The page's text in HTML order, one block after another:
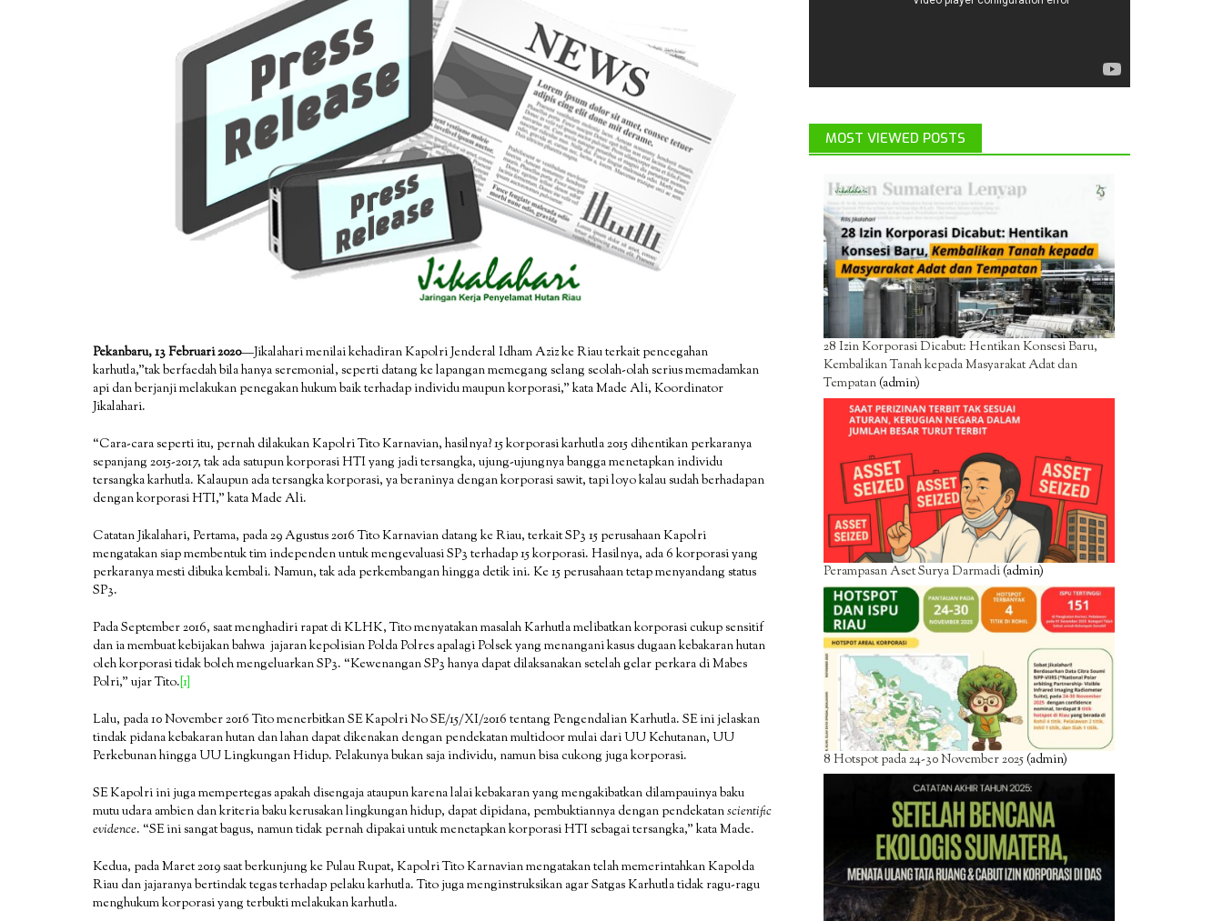
Pekanbaru, 13 Februari 2020—Jikalahari menilai kehadiran Kapolri Jenderal Idham Aziz ke Riau terkait pencegahan
karhutla,”tak berfaedah bila hanya seremonial, seperti datang ke lapangan memegang selang seolah-olah serius memadamkan
api dan berjanji melakukan penegakan hukum baik terhadap individu maupun korporasi,” kata Made Ali, Koordinator
Jikalahari.
“Cara-cara seperti itu, pernah dilakukan Kapolri Tito Karnavian, hasilnya? 15 korporasi karhutla 2015 dihentikan perkaranya
sepanjang 2015-2017, tak ada satupun korporasi HTI yang jadi tersangka, ujung-ujungnya bangga menetapkan individu
tersangka karhutla. Kalaupun ada tersangka korporasi, ya beraninya dengan korporasi sawit, tapi loyo kalau sudah berhadapan
dengan korporasi HTI,” kata Made Ali.
Catatan Jikalahari, Pertama, pada 29 Agustus 2016 Tito Karnavian datang ke Riau, terkait SP3 15 perusahaan Kapolri
mengatakan siap membentuk tim independen untuk mengevaluasi SP3 terhadap 15 korporasi. Hasilnya, ada 6 korporasi yang
perkaranya mesti dibuka kembali. Namun, tak ada perkembangan hingga detik ini. Ke 15 perusahaan tetap menyandang status
SP3.
Pada September 2016, saat menghadiri rapat di KLHK, Tito menyatakan masalah Karhutla melibatkan korporasi cukup sensitif
dan ia membuat kebijakan bahwa jajaran kepolisian Polda Polres apalagi Polsek yang menangani kasus dugaan kebakaran hutan
oleh korporasi tidak boleh mengeluarkan SP3. “Kewenangan SP3 hanya dapat dilaksanakan setelah gelar perkara di Mabes
Polri,” ujar Tito.[1]
Lalu, pada 10 November 2016 Tito menerbitkan SE Kapolri No SE/15/XI/2016 tentang Pengendalian Karhutla. SE ini jelaskan
tindak pidana kebakaran hutan dan lahan dapat dikenakan dengan pendekatan multidoor mulai dari UU Kehutanan, UU
Perkebunan hingga UU Lingkungan Hidup. Pelakunya bukan saja individu, namun bisa cukong juga korporasi.
SE Kapolri ini juga mempertegas apakah disengaja ataupun karena lalai kebakaran yang mengakibatkan dilampauinya baku
mutu udara ambien dan kriteria baku kerusakan lingkungan hidup, dapat dipidana, pembuktiannya dengan pendekatanscientific
evidence. “SE ini sangat bagus, namun tidak pernah dipakai untuk menetapkan korporasi HTI sebagai tersangka,” kata Made.
Kedua, pada Maret 2019 saat berkunjung ke Pulau Rupat, Kapolri Tito Karnavian mengatakan telah memerintahkan Kapolda
Riau dan jajaranya bertindak tegas terhadap pelaku karhutla. Tito juga menginstruksikan agar Satgas Karhutla tidak ragu-ragu
menghukum korporasi yang terbukti melakukan karhutla.
MOST VIEWED POSTS
28 Izin Korporasi Dicabut: Hentikan Konsesi Baru,
Kembalikan Tanah kepada Masyarakat Adat dan
Tempatan(admin)
Perampasan Aset Surya Darmadi(admin)
8 Hotspot pada 24-30 November 2025(admin)